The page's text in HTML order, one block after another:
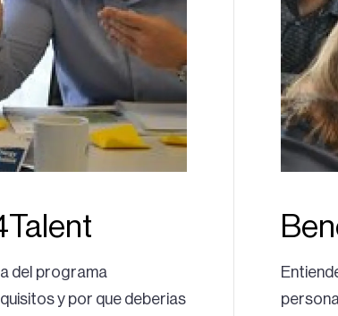
del programa
y por que deberias